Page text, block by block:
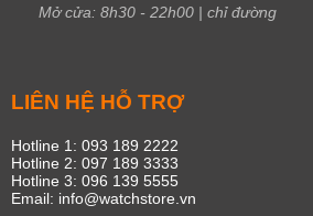
Mở cửa: 8h30 - 22h00 | chỉ đường
LIÊN HỆ HỖ TRỢ
Hotline 1: 093 189 2222
Hotline 2: 097 189 3333
Hotline 3: 096 139 5555
Email: info@watchstore.vn